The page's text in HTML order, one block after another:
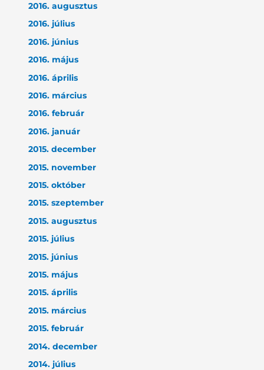
2016. augusztus
2016. július
2016. június
2016. május
2016. április
2016. március
2016. február
2016. január
2015. december
2015. november
2015. október
2015. szeptember
2015. augusztus
2015. július
2015. június
2015. május
2015. április
2015. március
2015. február
2014. december
2014. július